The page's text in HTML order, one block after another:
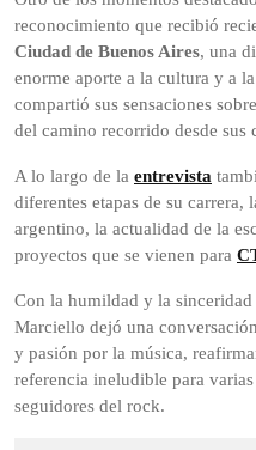
reconocimiento que recibió
Ciudad de Buenos Aires, una
enorme aporte a la cultura y a
compartió sus sensaciones
del camino recorrido desde sus
A lo largo de la entrevista
diferentes etapas de su
argentino, la actualidad de la
proyectos que se vienen para
Con la humildad y la
Marciello dejó una
y pasión por la música,
referencia ineludible para
seguidores del rock.